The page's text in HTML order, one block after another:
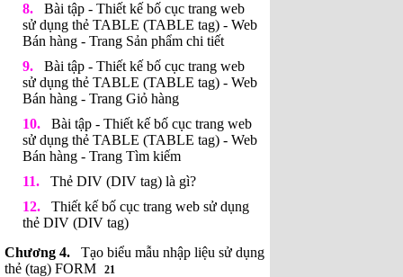
Bài tập - Thiết kế bố cục trang web
sử dụng thẻ TABLE (TABLE tag) - Web
Bán hàng - Trang Sản phẩm chi tiết
Bài tập - Thiết kế bố cục trang web
sử dụng thẻ TABLE (TABLE tag) - Web
Bán hàng - Trang Giỏ hàng
Bài tập - Thiết kế bố cục trang web
sử dụng thẻ TABLE (TABLE tag) - Web
Bán hàng - Trang Tìm kiếm
Thẻ DIV (DIV tag) là gì?
Thiết kế bố cục trang web sử dụng
thẻ DIV (DIV tag)
Tạo biểu mẫu nhập liệu sử dụng
thẻ (tag) FORM
21